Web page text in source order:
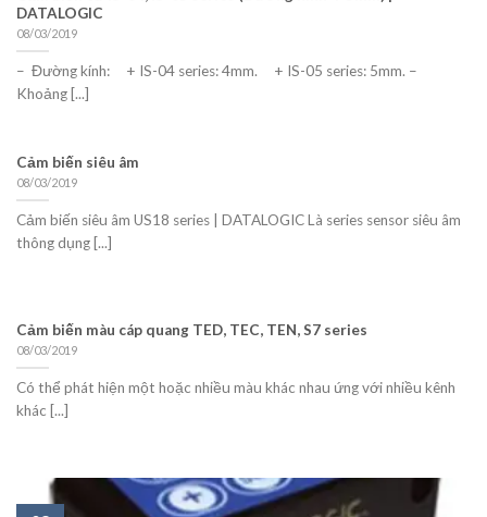
DATALOGIC
08/03/2019
– Đường kính: + IS-04 series: 4mm. + IS-05 series: 5mm. –
Khoảng [...]
Cảm biến siêu âm
08/03/2019
Cảm biến siêu âm US18 series | DATALOGIC Là series sensor siêu âm
thông dụng [...]
Cảm biến màu cáp quang TED, TEC, TEN, S7 series
08/03/2019
Có thể phát hiện một hoặc nhiều màu khác nhau ứng với nhiều kênh
khác [...]